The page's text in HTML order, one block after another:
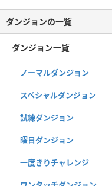
ダンジョンの一覧
ダンジョン一覧
ノーマルダンジョン
スペシャルダンジョン
試練ダンジョン
曜日ダンジョン
一度きりチャレンジ